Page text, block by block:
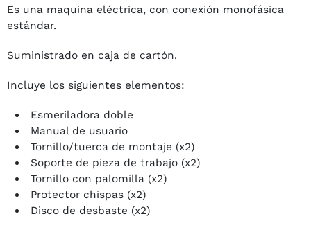
Es una maquina eléctrica, con conexión monofásica
estándar.
Suministrado en caja de cartón.
Incluye los siguientes elementos:
Esmeriladora doble
Manual de usuario
Tornillo/tuerca de montaje (x2)
Soporte de pieza de trabajo (x2)
Tornillo con palomilla (x2)
Protector chispas (x2)
Disco de desbaste (x2)